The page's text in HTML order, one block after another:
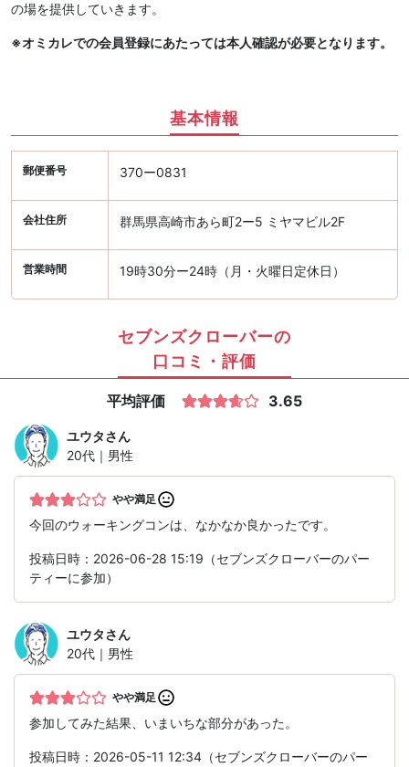
の場を提供していきます。
※オミカレでの会員登録にあたっては本人確認が必要となります。
基本情報
郵便番号 370ー0831
会社住所 群馬県高崎市あら町2ー5 ミヤマビル2F
営業時間 19時30分ー24時（月・火曜日定休日）
セブンズクローバーの
口コミ・評価
平均評価 3.65
ユウタさん
20代｜男性
やや満足
今回のウォーキングコンは、なかなか良かったです。
投稿日時：2026-06-28 15:19（セブンズクローバーのパー
ティーに参加）
ユウタさん
20代｜男性
やや満足
参加してみた結果、いまいちな部分があった。
投稿日時：2026-05-11 12:34（セブンズクローバーのパー